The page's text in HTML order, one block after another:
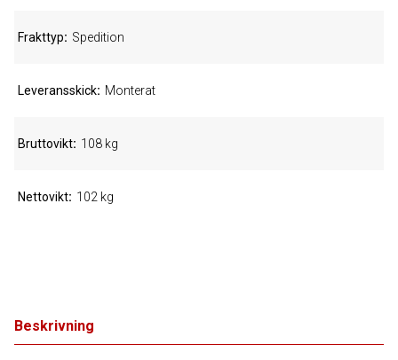
Beskrivning
Frakttyp Spedition
Leveransskick Monterat
Bruttovikt 108 kg
Nettovikt 102 kg